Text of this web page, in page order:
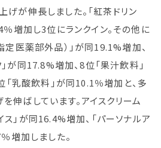
げが伸長しました。「紅茶ドリン
増加し3位にランクイン。その他に
定医薬部外品）」が同19.1%増加、
が同17.8%増加、8位「果汁飲料」
乳酸飲料」が同10.1％増加と、多
伸ばしています。アイスクリーム
ス」が同16.4%増加、「パーソナルア
増加しました。